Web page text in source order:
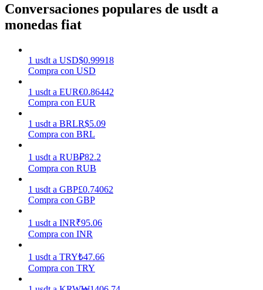
Gana recompensas competitivas diariamente
Conversaciones populares de usdt a
monedas fiat
1 usdt a USD$0.99918
Compra con USD
1 usdt a EUR€0.86442
Compra con EUR
1 usdt a BRLR$5.09
Compra con BRL
1 usdt a RUB₽82.2
Compra con RUB
1 usdt a GBP£0.74062
Compra con GBP
1 usdt a INR₹95.06
Compra con INR
1 usdt a TRY₺47.66
Compra con TRY